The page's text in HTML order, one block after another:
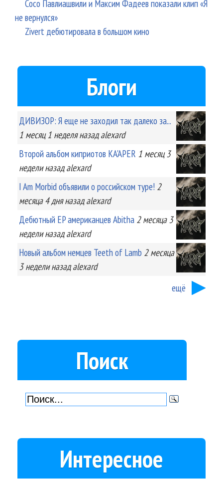
Сосо Павлиашвили и Максим Фадеев показали клип «Я
не вернулся»
Zivert дебютировала в большом кино
Блоги
ДИВИЗОР: Я еще не заходил так далеко за...
1 месяц 1 неделяназад alexard
Второй альбом киприотов KA'APER 1 месяц 3
неделиназад alexard
I Am Morbid объявили о российском туре! 2
месяца 4 дняназад alexard
Дебютный EP американцев Abitha 2 месяца 3
неделиназад alexard
Новый альбом немцев Teeth of Lamb 2 месяца
3 неделиназад alexard
ещё
Поиск
Интересное